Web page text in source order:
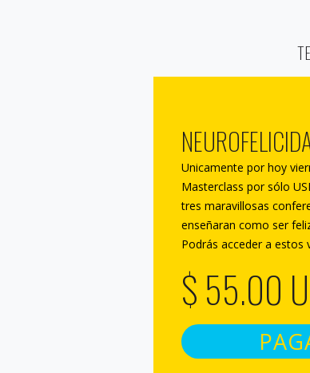
Unicamente por hoy
Masterclass por sólo
tres maravillosas
enseñaran como ser
Podrás acceder a estos
$ 55.00